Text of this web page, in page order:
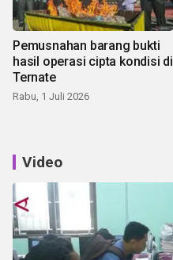
Pemusnahan barang bukti
hasil operasi cipta kondisi di
Ternate
Rabu, 1 Juli 2026
Video